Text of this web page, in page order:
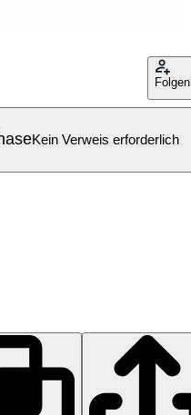
Folgen
Kein Verweis erforderlich